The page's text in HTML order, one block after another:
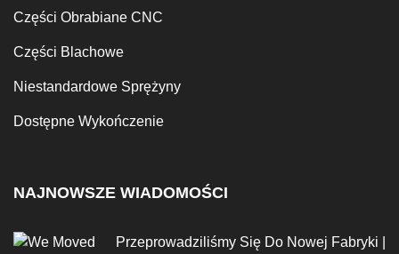
Części Obrabiane CNC
Części Blachowe
Niestandardowe Sprężyny
Dostępne Wykończenie
NAJNOWSZE WIADOMOŚCI
Przeprowadziliśmy Się Do Nowej Fabryki |